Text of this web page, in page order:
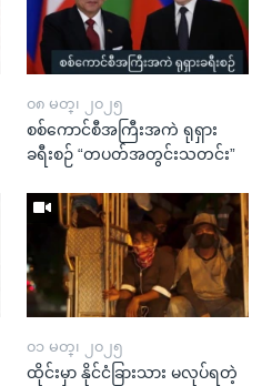
၀၈ မတ္၊ ၂၀၂၅
စစ်ကောင်စီအကြီးအကဲ ရုရှား
ခရီးစဉ် “တပတ်အတွင်းသတင်း”
၀၁ မတ္၊ ၂၀၂၅
ထိုင်းမှာ နိုင်ငံခြားသား မလုပ်ရတဲ့